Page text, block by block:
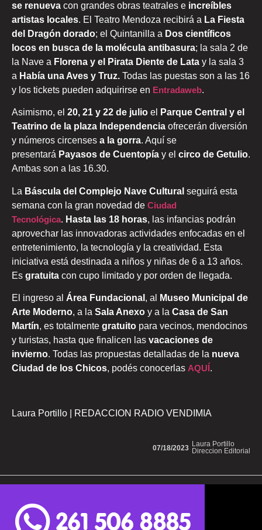
se renueva con grandes obras teatrales e increíbles
artistas locales. El Teatro Mendoza recibirá a La Fiesta
del Dragón dorado; el Quintanilla a Dos científicos
locos en busca de la molécula antibasura; la sala 2 de
la Nave a Florena y el Pirata Diente de Lata y la sala 3
a Había una Aves y Truz. Todas las puestas son a las 16
y los tickets pueden adquirirse en Entradaweb.
Asimismo, el 20, 21 y 22 de julio el
Parque Central y el
Teatrino de la plaza Independencia ofrecerán diversión
y números circenses a la gorra. Aquí se
presentará Payasos de Cuentopía y el circo de Getulio.
Ambas son a las 16.30.
La Báscula del Complejo Nave Cultural seguirá esta
semana con la gran novedad de Ciudad
Tecnológica. Hasta las 18 horas, las infancias podrán
aprovechar las innovadoras actividades enfocadas en el
entretenimiento, la tecnología y la creatividad. Esta
iniciativa está destinada a niños y niñas de 6 a 13 años.
Es gratuita con cupo limitado y por orden de llegada.
El ingreso al Área Fundacional , al
Museo Municipal de
Arte Moderno, a la Sala Anexo y a la Casa de San
Martín, es totalmente gratuito para vecinos, mendocinos
y turistas, hasta que finalicen las vacaciones de
invierno. Todas las propuestas detalladas de la nueva
Ciudad de los Chicos, podés conocerlas AQUÍ.
Laura Portillo | REDACCION RADIO VENDIMIA
Laura Portillo
Direccion Editorial
07/18/2023